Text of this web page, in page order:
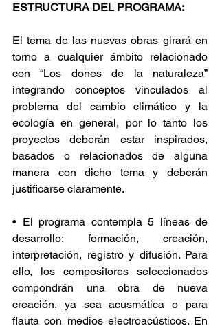
ESTRUCTURA DEL PROGRAMA:
El tema de las nuevas obras girará en
torno a cualquier ámbito relacionado
con “Los dones de la naturaleza”
integrando conceptos vinculados al
problema del cambio climático y la
ecología en general, por lo tanto los
proyectos deberán estar inspirados,
basados o relacionados de alguna
manera con dicho tema y deberán
justificarse claramente.
• El programa contempla 5 líneas de
desarrollo: formación, creación,
interpretación, registro y difusión. Para
ello, los compositores seleccionados
compondrán una obra de nueva
creación, ya sea acusmática o para
flauta con medios electroacústicos. En